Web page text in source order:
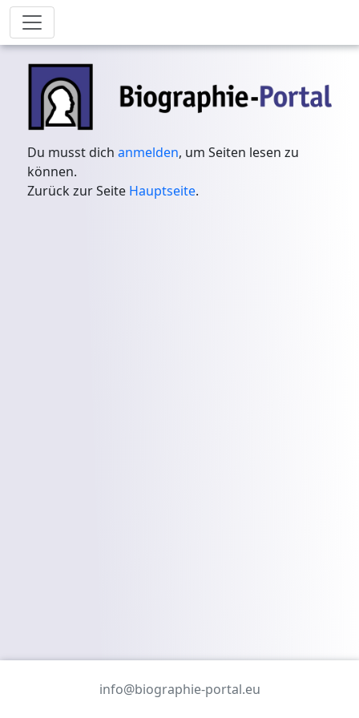
Du musst dichanmelden, um Seiten lesen zu
können.
Zurück zur Seite Hauptseite.
info@biographie-portal.eu